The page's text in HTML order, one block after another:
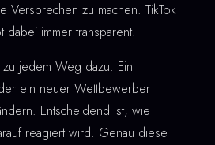
Versprechen zu machen. TikTok
dabei immer transparent.
jedem Weg dazu. Ein
ein neuer Wettbewerber
Entscheidend ist, wie
reagiert wird. Genau diese